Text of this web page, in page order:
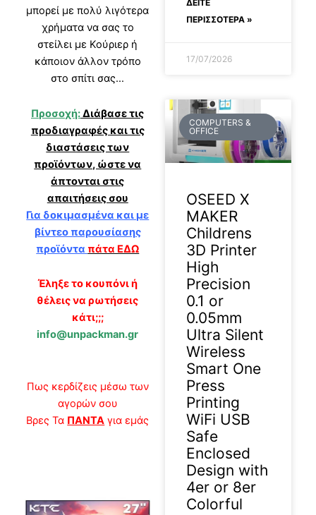
μπορεί με πολύ λιγότερα
χρήματα να σας το
στείλει με Κούριερ ή
κάποιον άλλον τρόπο
στο σπίτι σας…
Προσοχή:Διάβασε τις
προδιαγραφές και τις
διαστάσεις των
προϊόντων, ώστε να
άπτονται στις
απαιτήσεις σου
Για δοκιμασμένα και με
βίντεο παρουσίασης
προϊόντα πάτα ΕΔΩ
Έληξε το κουπόνι ή
θέλεις να ρωτήσεις
κάτι;;;
info@unpackman.gr
Πως κερδίζεις μέσω των
αγορών σου
Βρες Τα ΠΑΝΤΑ για εμάς
ΔΕΊΤΕ
ΠΕΡΙΣΣΟΤΕΡΑ »
17/07/2026
COMPUTERS &
OFFICE
OSEED X
MAKER
Childrens
3D Printer
High
Precision
0.1 or
0.05mm
Ultra Silent
Wireless
Smart One
Press
Printing
WiFi USB
Safe
Enclosed
Design with
4er or 8er
Colorful